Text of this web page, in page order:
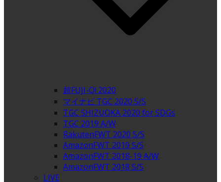
超FUJI-Q! 2020
マイナビ TGC 2020 S/S
TGC SHIZUOKA 2020 for SDGs
TGC 2019 A/W
RakutenFWT 2020 S/S
AmazonFWT 2019 S/S
AmazonFWT 2018-19 A/W
AmazonFWT 2018 S/S
LIVE